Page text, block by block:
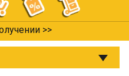
>>